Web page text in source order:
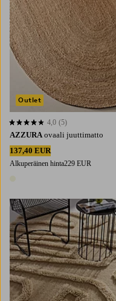
AZZURA ovaali juuttimatto
137,40 EUR
Alkuperäinen hinta229 EUR
4,0 perustuen 5 arvosanaan
4,0 (5)
Outlet
160X230200X300